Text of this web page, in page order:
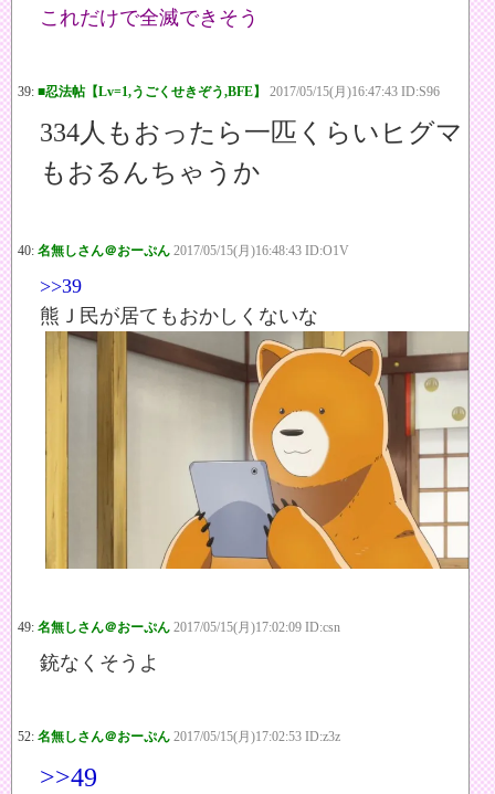
これだけで全滅できそう
39: ■忍法帖【Lv=1,うごくせきぞう,BFE】 2017/05/15(月)16:47:43 ID:S96
334人もおったら一匹くらいヒグマ
もおるんちゃうか
40: 名無しさん＠おーぷん 2017/05/15(月)16:48:43 ID:O1V
>>39
熊Ｊ民が居てもおかしくないな
49: 名無しさん＠おーぷん 2017/05/15(月)17:02:09 ID:csn
銃なくそうよ
52: 名無しさん＠おーぷん 2017/05/15(月)17:02:53 ID:z3z
>>49